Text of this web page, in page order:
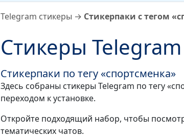
Telegram стикеры → Стикерпаки с тегом
Стикеры
Стикерпаки по тегу «спортсменка»
Здесь собраны стикеры Telegram по тегу
переходом к установке.
Откройте подходящий набор, чтобы
тематических чатов.